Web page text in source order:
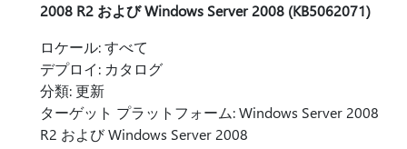
2008 R2 および Windows Server 2008 (KB5062071)
ロケール: すべて
デプロイ: カタログ
分類: 更新
ターゲット プラットフォーム: Windows Server 2008
R2 および Windows Server 2008